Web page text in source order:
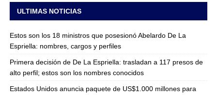
ULTIMAS NOTICIAS
Estos son los 18 ministros que posesionó Abelardo De La
Espriella: nombres, cargos y perfiles
Primera decisión de De La Espriella: trasladan a 117 presos de
alto perfil; estos son los nombres conocidos
Estados Unidos anuncia paquete de US$1.000 millones para